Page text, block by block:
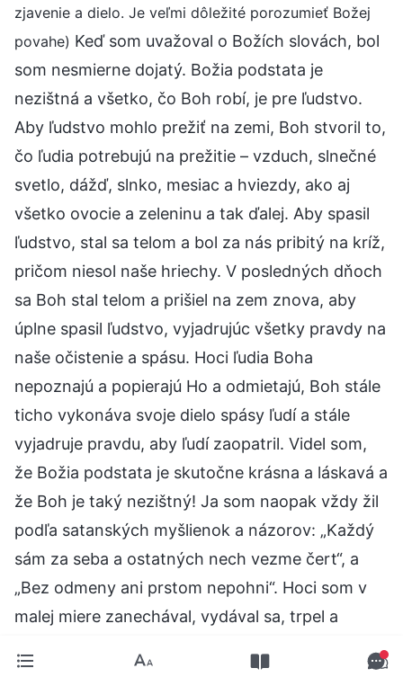
zjavenie a dielo. Je veľmi dôležité porozumieť Božej
povahe) Keď som uvažoval o Božích slovách, bol
som nesmierne dojatý. Božia podstata je
nezištná a všetko, čo Boh robí, je pre ľudstvo.
Aby ľudstvo mohlo prežiť na zemi, Boh stvoril to,
čo ľudia potrebujú na prežitie – vzduch, slnečné
svetlo, dážď, slnko, mesiac a hviezdy, ako aj
všetko ovocie a zeleninu a tak ďalej. Aby spasil
ľudstvo, stal sa telom a bol za nás pribitý na kríž,
pričom niesol naše hriechy. V posledných dňoch
sa Boh stal telom a prišiel na zem znova, aby
úplne spasil ľudstvo, vyjadrujúc všetky pravdy na
naše očistenie a spásu. Hoci ľudia Boha
nepoznajú a popierajú Ho a odmietajú, Boh stále
ticho vykonáva svoje dielo spásy ľudí a stále
vyjadruje pravdu, aby ľudí zaopatril. Videl som,
že Božia podstata je skutočne krásna a láskavá a
že Boh je taký nezištný! Ja som naopak vždy žil
podľa satanských myšlienok a názorov: „Každý
sám za seba a ostatných nech vezme čert“, a
„Bez odmeny ani prstom nepohni“. Hoci som v
malej miere zanechával, vydával sa, trpel a
preto, aby som mohol získať požehnania a